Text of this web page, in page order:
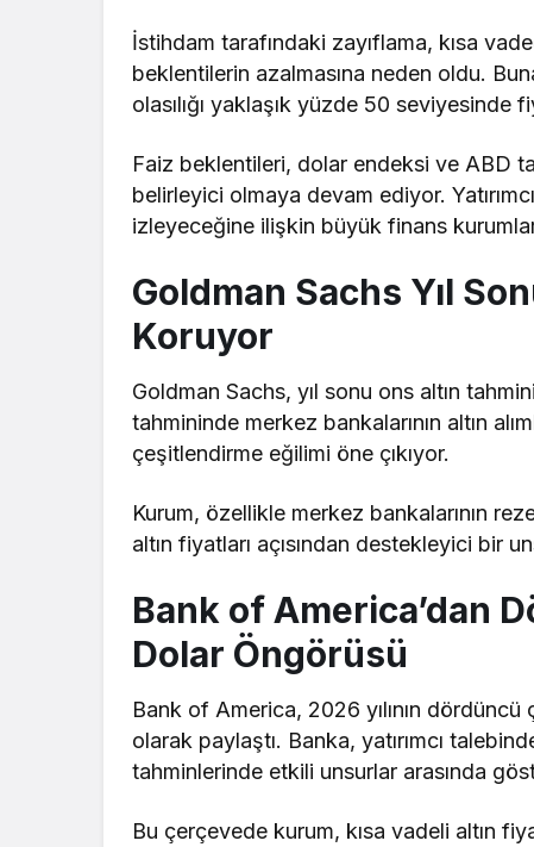
İstihdam tarafındaki zayıflama, kısa
beklentilerin azalmasına neden oldu.
olasılığı yaklaşık yüzde 50 seviyesinde
Faiz beklentileri, dolar endeksi ve ABD
belirleyici olmaya devam ediyor.
izleyeceğine ilişkin büyük finans
Goldman Sachs Yıl
Koruyor
Goldman Sachs, yıl sonu ons altın
tahmininde merkez bankalarının altın
çeşitlendirme eğilimi öne çıkıyor.
Kurum, özellikle merkez bankalarının
altın fiyatları açısından destekleyici bir
Bank of America’dan
Dolar Öngörüsü
Bank of America, 2026 yılının
olarak paylaştı. Banka, yatırımcı
tahminlerinde etkili unsurlar arasında
Bu çerçevede kurum, kısa vadeli altın